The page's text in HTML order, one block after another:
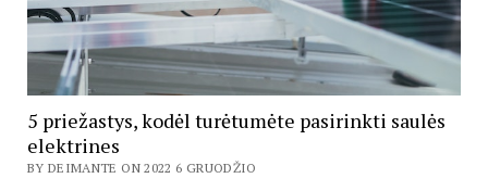
5 priežastys, kodėl turėtumėte pasirinkti saulės
elektrines
BY DEIMANTE ON 2022 6 GRUODŽIO